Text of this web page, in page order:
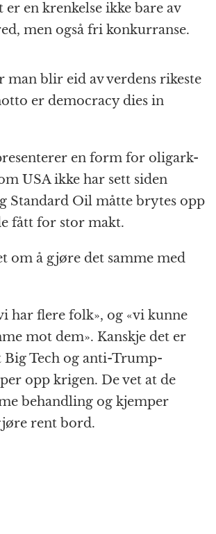
er en krenkelse ikke bare av
men også fri konkurranse.
man blir eid av verdens rikeste
er democracy dies in
en form for oligark-
USA ikke har sett siden
Standard Oil måtte brytes opp
fått for stor makt.
om å gjøre det samme med
har flere folk», og «vi kunne
mot dem». Kanskje det er
Tech og anti-Trump-
opp krigen. De vet at de
behandling og kjemper
rent bord.